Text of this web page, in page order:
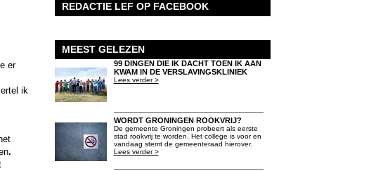
er
ik
.
REDACTIE LEF OP FACEBOOK
MEEST GELEZEN
99 DINGEN DIE IK DACHT TOEN IK AAN
KWAM IN DE VERSLAVINGSKLINIEK
Lees verder >
WORDT GRONINGEN ROOKVRIJ?
De gemeente Groningen probeert als eerste
stad rookvrij te worden. Het college is voor en
vandaag stemt de gemeenteraad hierover.
Lees verder >